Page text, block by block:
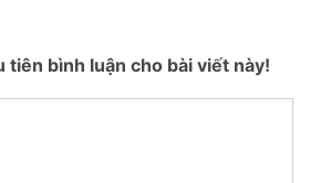
tiên bình luận cho bài viết này!